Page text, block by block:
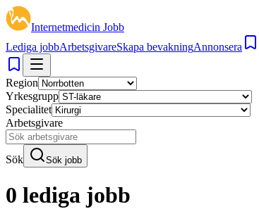
Internetmedicin Jobb
Lediga jobbArbetsgivareSkapa bevakningAnnonsera
Region
Yrkesgrupp
Specialitet
Arbetsgivare
Sök Sök jobb
0 lediga jobb